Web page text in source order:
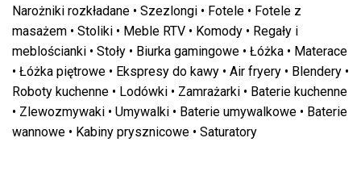
Narożniki rozkładane • Szezlongi • Fotele • Fotele z
masażem • Stoliki • Meble RTV • Komody • Regały i
meblościanki • Stoły • Biurka gamingowe • Łóżka • Materace
• Łóżka piętrowe • Ekspresy do kawy • Air fryery • Blendery •
Roboty kuchenne • Lodówki • Zamrażarki • Baterie kuchenne
• Zlewozmywaki • Umywalki • Baterie umywalkowe • Baterie
wannowe • Kabiny prysznicowe • Saturatory